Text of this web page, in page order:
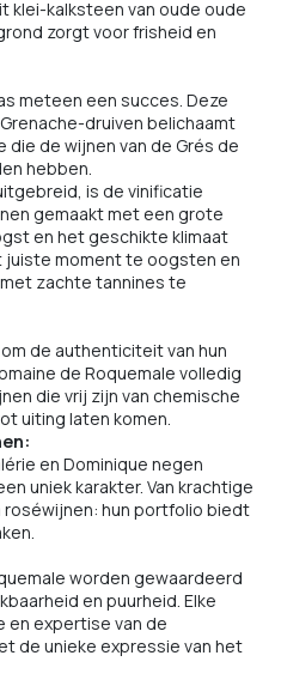
klei-kalksteen van oude oude
zorgt voor frisheid en
meteen een succes. Deze
druiven belichaamt
de wijnen van de Grés de
hebben.
is de vinificatie
gemaakt met een grote
en het geschikte klimaat
juiste moment te oogsten en
zachte tannines te
de authenticiteit van hun
de Roquemale volledig
die vrij zijn van chemische
uiting laten komen.
en Dominique negen
uniek karakter. Van krachtige
hun portfolio biedt
worden gewaardeerd
en puurheid. Elke
en expertise van de
de unieke expressie van het